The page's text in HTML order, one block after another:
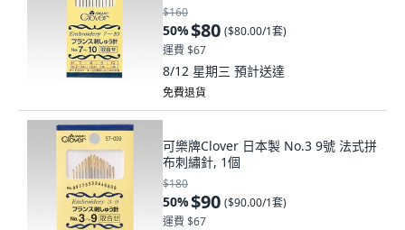
$160
50%$80 ($80.00/1套)
運費 $67
8/12 星期三 預計送達
免費退貨
可樂牌Clover 日本製 No.3 9號 法式拼
布刺繡針, 1個
$180
50%$90 ($90.00/1套)
運費 $67